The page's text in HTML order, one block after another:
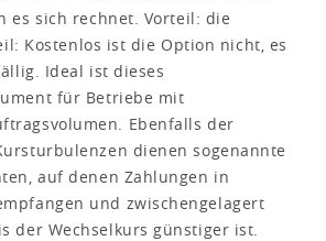
es sich rechnet. Vorteil: die
Kostenlos ist die Option nicht, es
Ideal ist dieses
für Betriebe mit
Ebenfalls der
dienen sogenannte
auf denen Zahlungen in
und zwischengelagert
der Wechselkurs günstiger ist.